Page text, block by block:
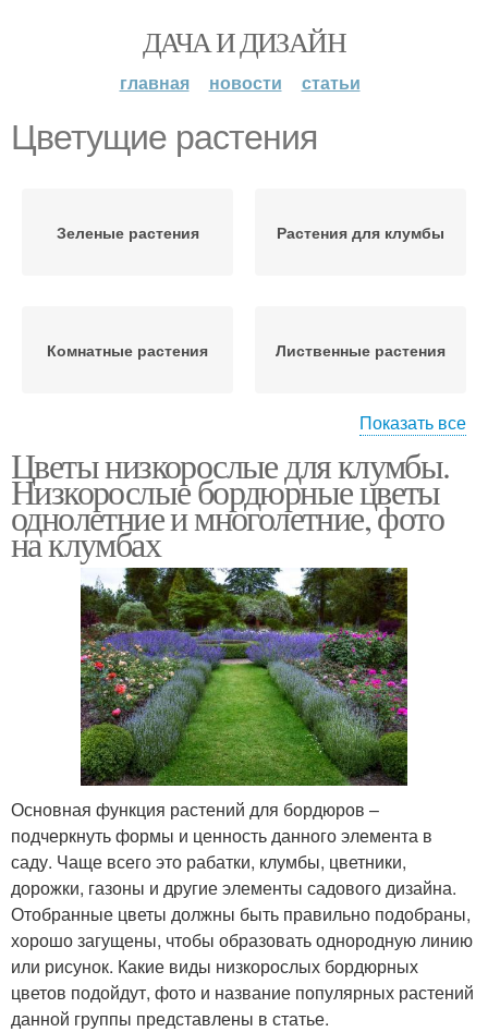
ДАЧА И ДИЗАЙН
главная новости статьи
Цветущие растения
Зеленые растения Растения для клумбы
Комнатные растения Лиственные растения
растения
Показать все
Цветы низкорослые для клумбы.
Низкорослые бордюрные цветы
однолетние и многолетние, фото
на клумбах
Основная функция растений для бордюров –
подчеркнуть формы и ценность данного элемента в
саду. Чаще всего это рабатки, клумбы, цветники,
дорожки, газоны и другие элементы садового дизайна.
Отобранные цветы должны быть правильно подобраны,
хорошо загущены, чтобы образовать однородную линию
или рисунок. Какие виды низкорослых бордюрных
цветов подойдут, фото и название популярных растений
данной группы представлены в статье.